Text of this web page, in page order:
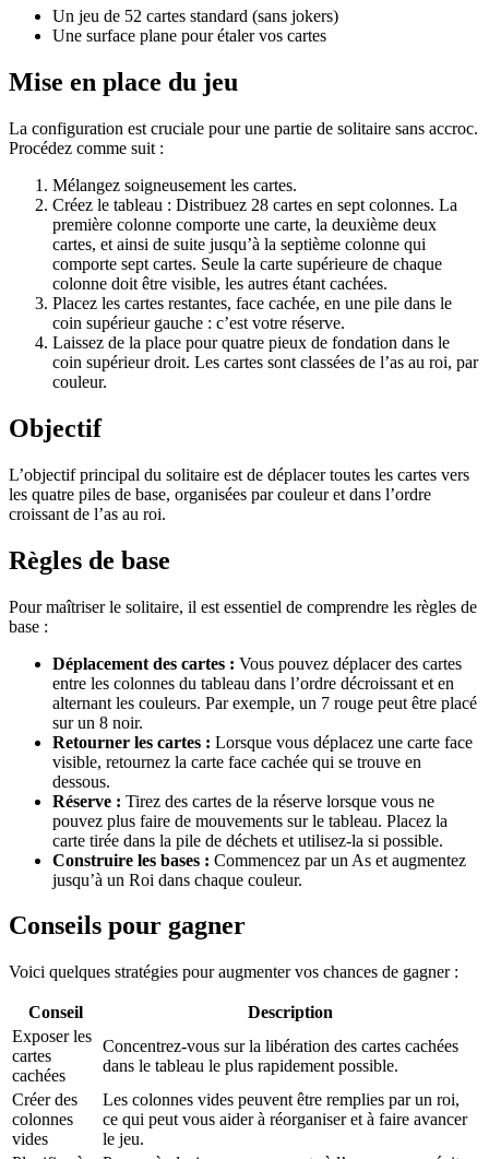
Un jeu de 52 cartes standard (sans jokers)
Une surface plane pour étaler vos cartes
Mise en place du jeu
La configuration est cruciale pour une partie de solitaire sans accroc.
Procédez comme suit :
Mélangez soigneusement les cartes.
Créez le tableau : Distribuez 28 cartes en sept colonnes. La
première colonne comporte une carte, la deuxième deux
cartes, et ainsi de suite jusqu’à la septième colonne qui
comporte sept cartes. Seule la carte supérieure de chaque
colonne doit être visible, les autres étant cachées.
Placez les cartes restantes, face cachée, en une pile dans le
coin supérieur gauche : c’est votre réserve.
Laissez de la place pour quatre pieux de fondation dans le
coin supérieur droit. Les cartes sont classées de l’as au roi, par
couleur.
Objectif
L’objectif principal du solitaire est de déplacer toutes les cartes vers
les quatre piles de base, organisées par couleur et dans l’ordre
croissant de l’as au roi.
Règles de base
Pour maîtriser le solitaire, il est essentiel de comprendre les règles de
base :
Déplacement des cartes : Vous pouvez déplacer des cartes
entre les colonnes du tableau dans l’ordre décroissant et en
alternant les couleurs. Par exemple, un 7 rouge peut être placé
sur un 8 noir.
Retourner les cartes : Lorsque vous déplacez une carte face
visible, retournez la carte face cachée qui se trouve en
dessous.
Réserve : Tirez des cartes de la réserve lorsque vous ne
pouvez plus faire de mouvements sur le tableau. Placez la
carte tirée dans la pile de déchets et utilisez-la si possible.
Construire les bases : Commencez par un As et augmentez
jusqu’à un Roi dans chaque couleur.
Conseils pour gagner
Voici quelques stratégies pour augmenter vos chances de gagner :
Conseil
Description
Exposer les
cartes
cachées
Concentrez-vous sur la libération des cartes cachées
dans le tableau le plus rapidement possible.
Créer des
colonnes
vides
Les colonnes vides peuvent être remplies par un roi,
ce qui peut vous aider à réorganiser et à faire avancer
le jeu.